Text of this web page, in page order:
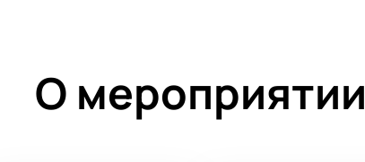
О мероприятии